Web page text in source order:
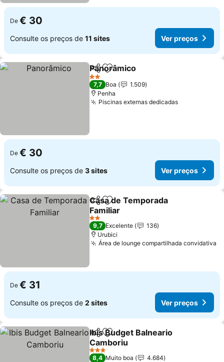
De € 30
Consulte os preços de 11 sites Ver preços
PartilharAdicionar aos favoritos
Panorâmico
2 Estrelas
7,7 Boa
1.509
Penha
Piscinas externas dedicadasVer preços
De € 30
Consulte os preços de 3 sites Ver preços
PartilharAdicionar aos favoritos
Casa de Temporada
Familiar
Ver preços
2 Estrelas
9,7 Excelente
136
Urubici
Área de lounge compartilhada convidativa
De € 31
Consulte os preços de 2 sites Ver preços
PartilharAdicionar aos favoritos
Ibis Budget Balneario
Camboriu
Ver preços
3 Estrelas
8,4 Muito boa
4.684